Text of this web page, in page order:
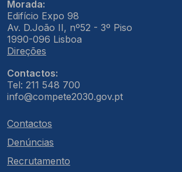
Morada:
Edifício Expo 98
Av. D.João II, nº52 - 3º Piso
1990-096 Lisboa
Direções
Contactos:
Tel: 211 548 700
info@compete2030.gov.pt
Contactos
Denúncias
Recrutamento